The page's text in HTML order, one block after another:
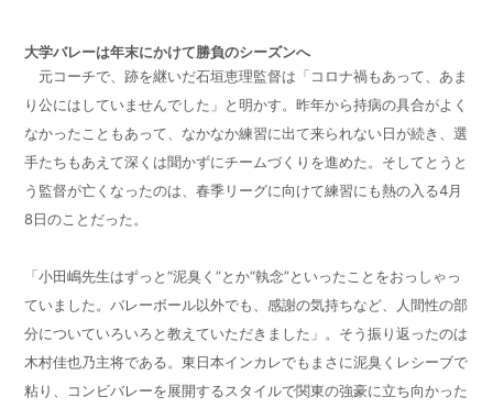
大学バレーは年末にかけて勝負のシーズンへ
元コーチで、跡を継いだ石垣恵理監督は「コロナ禍もあって、あま
り公にはしていませんでした」と明かす。昨年から持病の具合がよく
なかったこともあって、なかなか練習に出て来られない日が続き、選
手たちもあえて深くは聞かずにチームづくりを進めた。そしてとうと
う監督が亡くなったのは、春季リーグに向けて練習にも熱の入る4月
8日のことだった。
「小田嶋先生はずっと“泥臭く”とか“執念”といったことをおっしゃっ
ていました。バレーボール以外でも、感謝の気持ちなど、人間性の部
分についていろいろと教えていただきました」。そう振り返ったのは
木村佳也乃主将である。東日本インカレでもまさに泥臭くレシーブで
粘り、コンビバレーを展開するスタイルで関東の強豪に立ち向かった